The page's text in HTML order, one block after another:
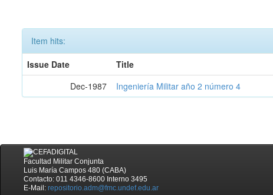
Item hits:
Issue Date
Title
Dec-1987
Ingeniería Militar año 2 número 4
Facultad Militar Conjunta
Luis María Campos 480 (CABA)
Contacto: 011 4346-8600 Interno 3495
E-Mail: repositorio.adm@fmc.undef.edu.ar